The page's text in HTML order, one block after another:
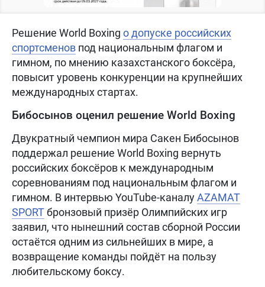
Решение World Boxing о допуске российских
спортсменов под национальным флагом и
гимном, по мнению казахстанского боксёра,
повысит уровень конкуренции на крупнейших
международных стартах.
Бибосынов оценил решение World Boxing
Двукратный чемпион мира Сакен Бибосынов
поддержал решение World Boxing вернуть
российских боксёров к международным
соревнованиям под национальным флагом и
гимном. В интервью YouTube-каналуAZAMAT
SPORTбронзовый призёр Олимпийских игр
заявил, что нынешний состав сборной России
остаётся одним из сильнейших в мире, а
возвращение команды пойдёт на пользу
любительскому боксу.